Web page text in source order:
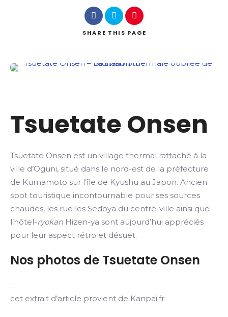
SHARE THIS PAGE
Tsuetate Onsen
Tsuetate Onsen est un village thermal rattaché à la
ville d’Oguni, situé dans le nord-est de la préfecture
de Kumamoto sur l’île de Kyushu au Japon. Ancien
spot touristique incontournable pour ses sources
chaudes, les ruelles Sedoya du centre-ville ainsi que
l’hôtel-ryokan Hizen-ya sont aujourd’hui appréciés
pour leur aspect rétro et désuet.
Nos photos de Tsuetate Onsen
…
cet extrait d’article provient de Kanpai.fr